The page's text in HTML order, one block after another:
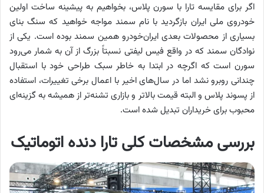
اگر برای مقایسه تارا با سورن پلاس، بخواهیم به پیشینه ساخت اولین
خودروی ملی ایران بازگردید با نام سمند مواجه خواهید که سنگ بنای
بسیاری از محصولات بعدی ایران‌خودرو همین سمند بوده است. یکی از
نوادگان سمند که در واقع فیس لیفتی نسبتاً بزرگ از آن به شمار می‌رود
سورن است که اگرچه در ابتدا به خاطر سبک طراحی خود با استقبال
چندانی روبرو نشد اما در سال‌های اخیر با اعمال برخی تغییرات، استفاده
از پسوند پلاس و البته قیمت بالاتر و بازاری تشنه‌تر از همیشه به گزینه‌ای
محبوب برای خریداران تبدیل شده است.
بررسی مشخصات کلی تارا دنده اتوماتیک